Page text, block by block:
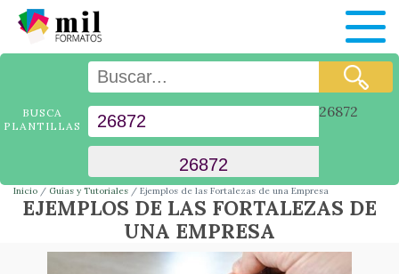
BUSCA
PLANTILLAS
26872
Inicio Guías y Tutoriales Ejemplos de las Fortalezas de una Empresa
EJEMPLOS DE LAS FORTALEZAS DE
UNA EMPRESA